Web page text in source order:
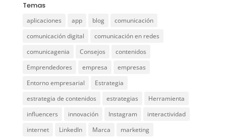
Temas
aplicaciones app blog
comunicación
comunicación digital
comunicación en redes
comunicagenia
Consejos
contenidos
Emprendedores
empresa
empresas
Entorno empresarial
Estrategia
estrategia de contenidos
estrategias
Herramienta
influencers
innovación Instagram
interactividad
internet
LinkedIn Marca marketing